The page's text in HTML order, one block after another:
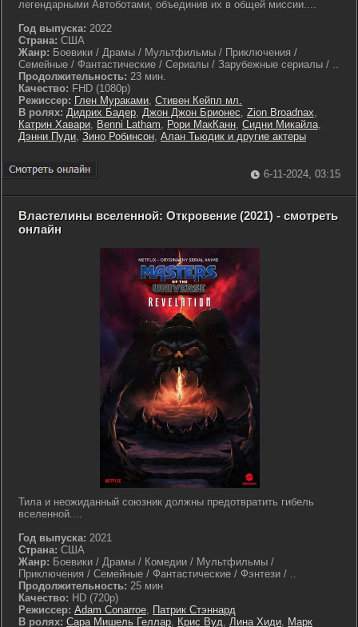
легендарными Автоботами, объединив их в общей миссии....
Год выпуска: 2022
Страна: США
Жанр: Боевики / Драмы / Мультфильмы / Приключения /
Семейные / Фантастические / Сериалы / Зарубежные сериалы / ..
Продолжительность: 23 мин.
Качество: FHD (1080p)
Режиссер: Глен Мураками, Стивен Кейпл мл.
В ролях: Дидрих Бадер, Джон Джон Брионес, Zion Broadnax,
Катрин Хавари, Benni Latham, Рори МакКанн, Сидни Микайла,
Дэнни Пуди, Зино Робинсон, Алан Тьюдик и другие актеры
6-11-2024, 03:15
Властелины вселенной: Откровение (2021) - смотреть
онлайн
Тила и неожиданный союзник должны предотвратить гибель
вселенной....
Год выпуска: 2021
Страна: США
Жанр: Боевики / Драмы / Комедии / Мультфильмы /
Приключения / Семейные / Фантастические / Фэнтези / ..
Продолжительность: 25 мин
Качество: HD (720p)
Режиссер: Adam Conarroe, Патрик Стэннард
В ролях: Сара Мишель Геллар, Крис Вуд, Лина Хиди, Марк